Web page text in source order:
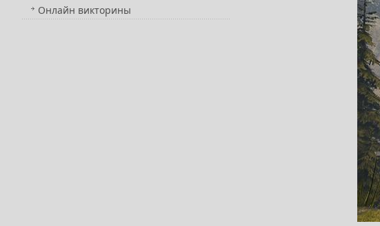
Онлайн викторины